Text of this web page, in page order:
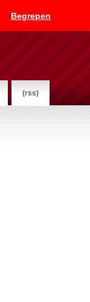
Begrepen
(rss)